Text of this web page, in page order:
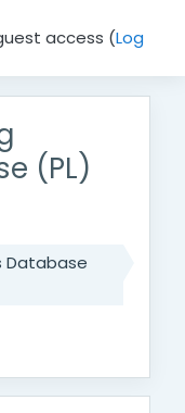
access (Log
(PL)
Database